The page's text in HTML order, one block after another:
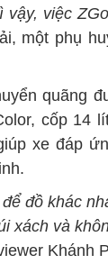
vậy, việc
một phụ
quãng
cốp 14
xe đáp
đồ khác
xách và
Khánh